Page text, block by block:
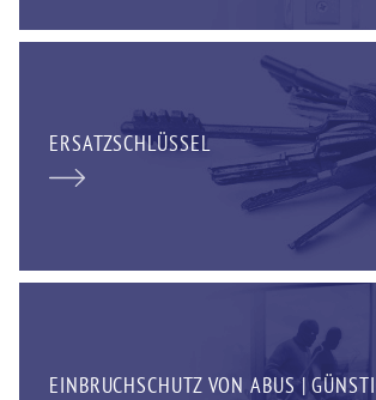
ERSATZSCHLÜSSEL
EINBRUCHSCHUTZ VON ABUS |